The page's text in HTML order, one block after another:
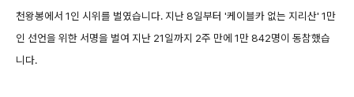
천왕봉에서 1인 시위를 벌였습니다. 지난 8일부터 '케이블카 없는 지리산' 1만
인 선언을 위한 서명을 벌여 지난 21일까지 2주 만에 1만 842명이 동참했습
니다.